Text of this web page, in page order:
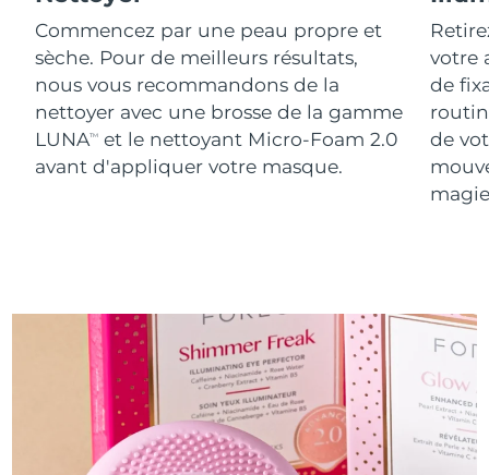
Commencez par une peau propre et
sèche. Pour de meilleurs résultats,
nous vous recommandons de la
nettoyer avec une brosse de la gamme
LUNATM
et le nettoyant Micro-Foam 2.0
avant d'appliquer votre masque.
votre
de
de